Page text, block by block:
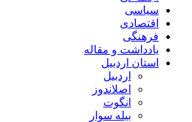
سیاسی
اقتصادی
فرهنگی
یادداشت و مقاله
استان اردبیل
اردبیل
اصلاندوز
انگوت
بیله سوار